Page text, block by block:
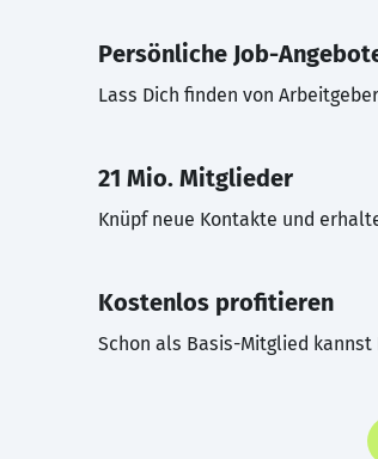
Persönliche Job-
Lass Dich finden von
21 Mio. Mitglieder
Knüpf neue Kontakte und
Kostenlos profitieren
Schon als Basis-Mitglied